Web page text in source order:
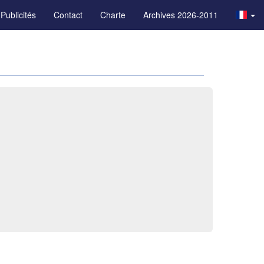
Publicités Contact Charte Archives 2026-2011